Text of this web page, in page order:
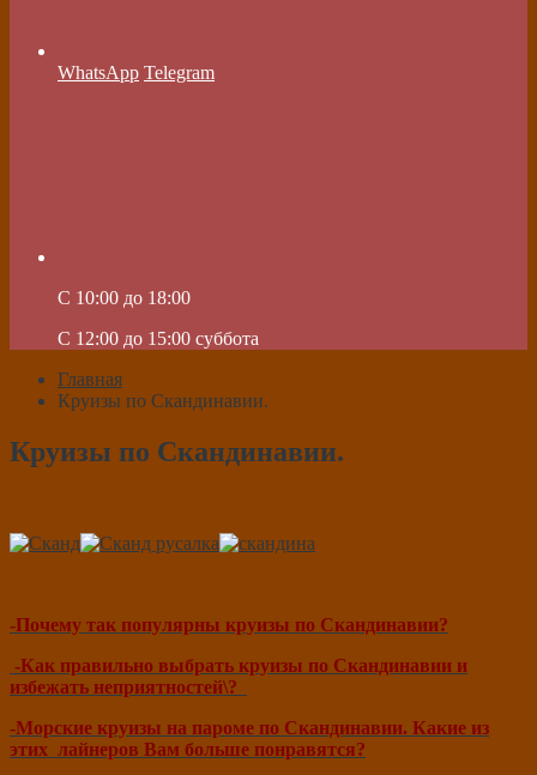
WhatsApp Telegram
C 10:00 до 18:00
C 12:00 до 15:00 суббота
Главная
Круизы по Скандинавии.
Круизы по Скандинавии.
-Почему так популярны круизы по Скандинавии?
-Как правильно выбрать круизы по Скандинавии и
избежать неприятностей\?
-Морские круизы на пароме по Скандинавии. Какие из
этих лайнеров Вам больше понравятся?